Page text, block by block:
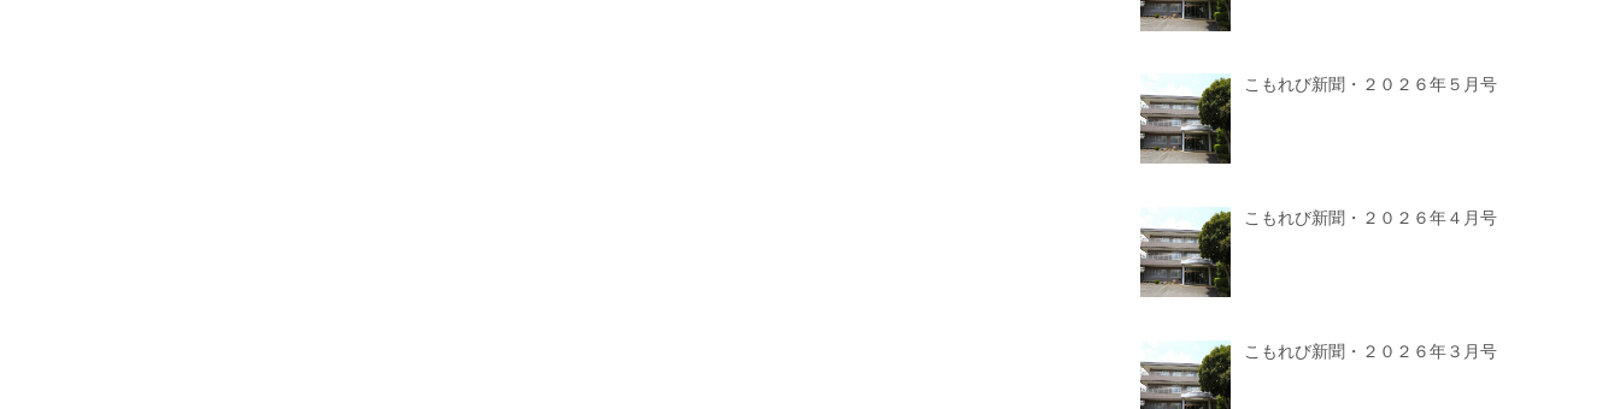
こもれび新聞・２０２６年５月号
こもれび新聞・２０２６年４月号
こもれび新聞・２０２６年３月号